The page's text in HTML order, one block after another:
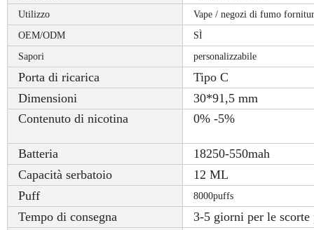
Utilizzo
Vape / negozi di fumo
OEM/ODM
SÌ
Sapori
personalizzabile
Porta di ricarica
Tipo C
Dimensioni
30*91,5 mm
Contenuto di nicotina
0% -5%
Batteria
18250-550mah
Capacità serbatoio
12 ML
Puff
8000puffs
Tempo di consegna
3-5 giorni per le